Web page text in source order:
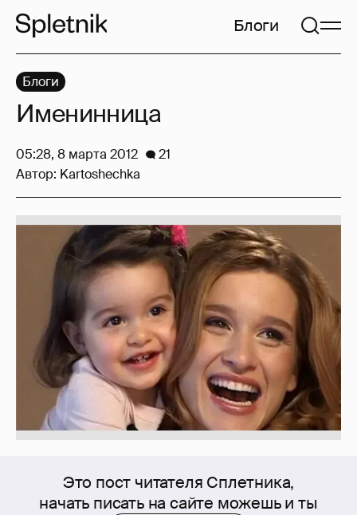
Блоги
Это пост читателя Сплетника,
начать писать на сайте можешь и ты
Блоги
Именинница
05:28, 8 марта 2012
21
Автор: Kartoshechka